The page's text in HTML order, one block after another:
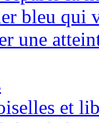
bleu qui
une
et